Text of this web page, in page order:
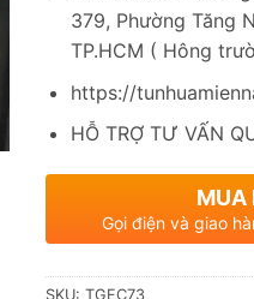
379, Phường Tăng
TP.HCM ( Hông
https://
HỖ TRỢ TƯ VẤN
MUA
Gọi điện và giao
SKU: TGEC73